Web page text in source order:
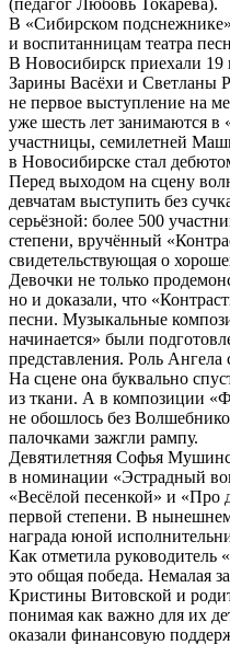
В «Сибирском подснежнике»
и воспитанницам театра
В Новосибирск приехали 19
Зарины Васёхи и Светланы
не первое выступление на
уже шесть лет занимаются
участницы, семилетней
в Новосибирске стал
Перед выходом на сцену
девчатам выступить без
серьёзной: более 500
степени, вручённый
свидетельствующая о
Девочки не только
но и доказали, что
песни. Музыкальные
начинается» были
представления. Роль
На сцене она буквально
из ткани. А в композиции
не обошлось без
палочками зажгли рампу.
Девятилетняя Софья
в номинации «Эстрадный
«Весёлой песенкой» и «Про
первой степени. В нынешнем
награда юной
Как отметила
это общая победа. Немалая
Кристины Витовской и
понимая как важно для их
оказали финансовую